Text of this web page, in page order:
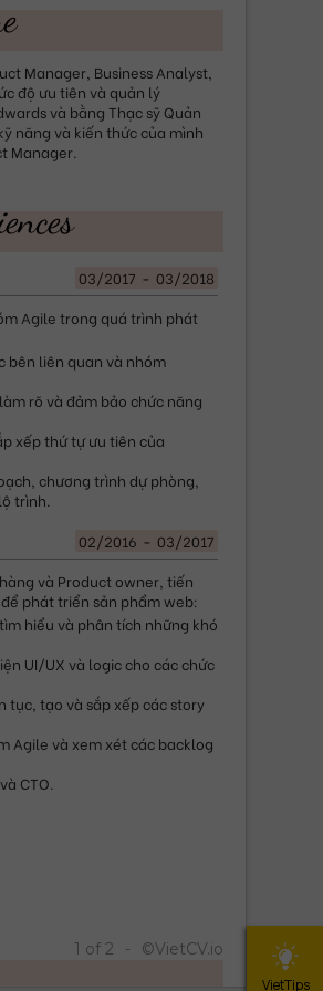
Manager, Business Analyst,
độ ưu tiên và quản lý
và bằng Thạc sỹ Quản
năng và kiến thức của mình
Manager.
03/2017 - 03/2018
Agile trong quá trình phát
bên liên quan và nhóm
rõ và đảm bảo chức năng
xếp thứ tự ưu tiên của
chương trình dự phòng,
trình.
02/2016 - 03/2017
và Product owner, tiến
phát triển sản phẩm web:
hiểu và phân tích những khó
UI/UX và logic cho các chức
tục, tạo và sắp xếp các story
Agile và xem xét các backlog
CTO.
©VietCV.io
-
1 of 2
VietTips